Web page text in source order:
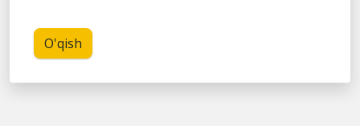
O'qish